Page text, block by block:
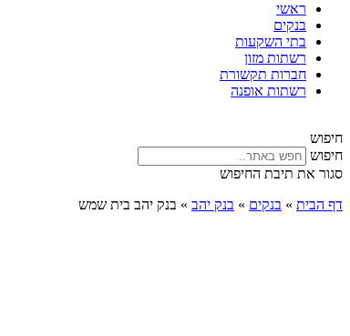
ראשי
בנקים
בתי השקעות
רשתות מזון
חברות תקשורת
רשתות אופנה
חיפוש
חיפוש
סגור את תיבת החיפוש
דף הבית » בנקים » בנק יהב » בנק יהב בית שמש